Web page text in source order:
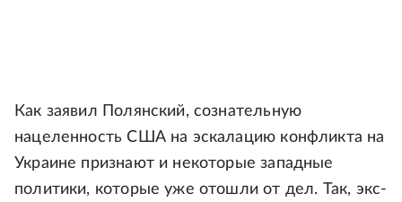
Как заявил Полянский, сознательную
нацеленность США на эскалацию конфликта на
Украине признают и некоторые западные
политики, которые уже отошли от дел. Так, экс-